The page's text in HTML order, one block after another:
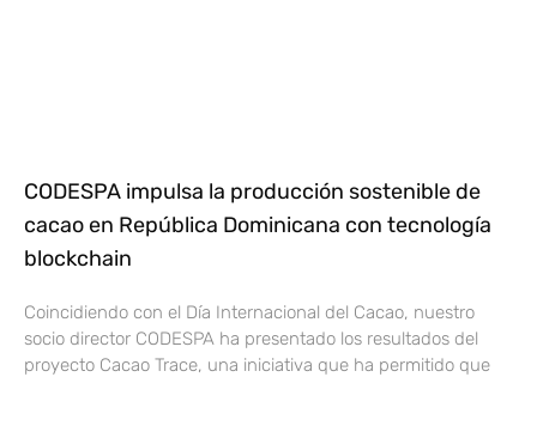
CODESPA impulsa la producción sostenible de
cacao en República Dominicana con tecnología
blockchain
Coincidiendo con el Día Internacional del Cacao, nuestro
socio director CODESPA ha presentado los resultados del
proyecto Cacao Trace, una iniciativa que ha permitido que